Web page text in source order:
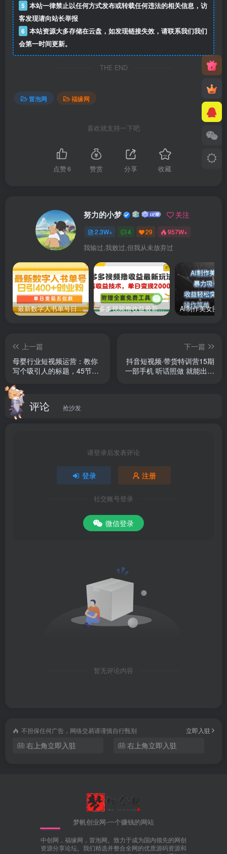
5 本站一律禁止以任何方式发布或转载任何违法的相关信息，访
客发现请向站长举报
6 本站资源大多存储在云盘，如发现链接失效，请联系我们我们
会第一时间更新。
THE END
冒泡网 福缘网
喜欢就支持一下吧
点赞6 赞赏 分享 收藏
努力的小梦 关注
2.3W+ 4 29 957W+
我输过,我败过,但我从未放弃过
最新数字人书单号日400+创业粉，单日变现五位数，市面卖5980附软件和详… 多多视频撸收益最新玩法，高收益技术，单日变现2000+，附赠全套技术资料
上一篇
母婴行业短视频运营：教你
写个吸引人的标题，45节课
下一篇
抖音短视频·带货特训营15期
一部手机 听话照做 就能出单
评论 抢沙发
请登录后发表评论
登录 注册
社交账号登录
微信登录
暂无评论内容
不担保任何广告，网络交易请谨慎自行甄别 立即入驻
右上角立即入驻 右上角立即入驻
梦帆创业网-一个赚钱的网站
中创网，福缘网，冒泡网。致力于成为国内领先的网创
资源分享论坛。我们精选并整合全网的优质源码资源和